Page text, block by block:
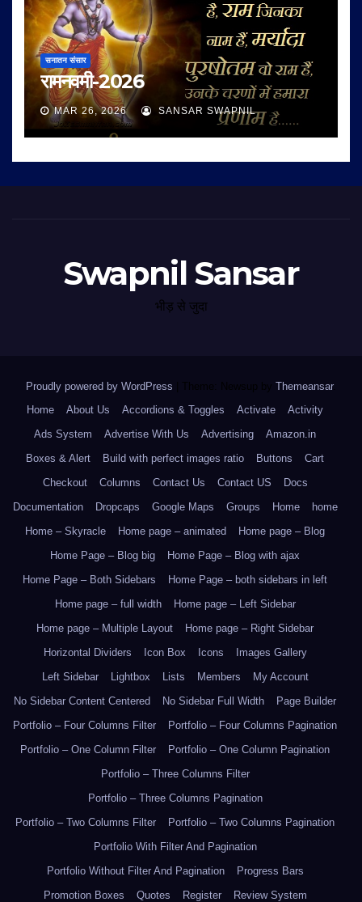
सनातन संसार
रामनवमी-2026
MAR 26, 2026 SANSAR SWAPNIL
Swapnil Sansar
भीड़ से जुदा
Proudly powered by WordPress Theme: Newsup by Themeansar.
Home
About Us Accordions & Toggles Activate
Activity
Ads System
Advertise With Us Advertising
Amazon.in
Boxes & Alert
Build with perfect images ratio Buttons
Cart
Checkout
Columns Contact Us Contact US
Docs
Documentation
Dropcaps Google Maps Groups Home
home
Home – Skyracle
Home page – animated
Home page – Blog
Home Page – Blog big
Home Page – Blog with ajax
Home Page – Both Sidebars
Home Page – both sidebars in left
Home page – full width
Home page – Left Sidebar
Home page – Multiple Layout
Home page – Right Sidebar
Horizontal Dividers
Icon Box Icons
Images Gallery
Left Sidebar
Lightbox Lists Members
My Account
No Sidebar Content Centered
No Sidebar Full Width
Page Builder
Portfolio – Four Columns Filter
Portfolio – Four Columns Pagination
Portfolio – One Column Filter
Portfolio – One Column Pagination
Portfolio – Three Columns Filter
Portfolio – Three Columns Pagination
Portfolio – Two Columns Filter
Portfolio – Two Columns Pagination
Portfolio With Filter And Pagination
Portfolio Without Filter And Pagination
Progress Bars
Promotion Boxes
Quotes Register Review System